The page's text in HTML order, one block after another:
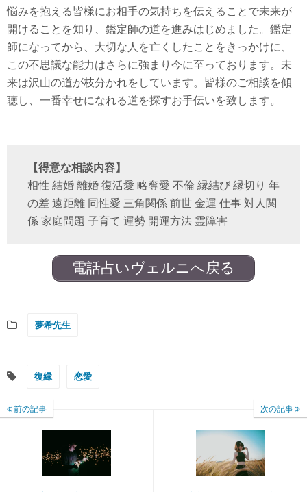
悩みを抱える皆様にお相手の気持ちを伝えることで未来が
開けることを知り、鑑定師の道を進みはじめました。鑑定
師になってから、大切な人を亡くしたことをきっかけに、
この不思議な能力はさらに強まり今に至っております。未
来は沢山の道が枝分かれをしています。皆様のご相談を傾
聴し、一番幸せになれる道を探すお手伝いを致します。
【得意な相談内容】
相性 結婚 離婚 復活愛 略奪愛 不倫 縁結び 縁切り 年
の差 遠距離 同性愛 三角関係 前世 金運 仕事 対人関
係 家庭問題 子育て 運勢 開運方法 霊障害
電話占いヴェルニへ戻る
夢希先生
復縁 恋愛
前の記事 次の記事